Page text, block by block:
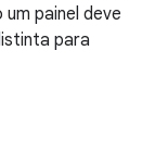
painel deve
para